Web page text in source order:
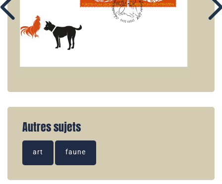
Autres sujets
art faune